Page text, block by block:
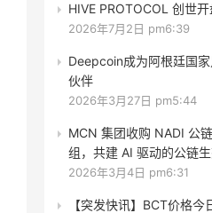
HIVE PROTOCOL 创世开
2026年7月2日 pm6:39
Deepcoin成为阿根廷国
伙伴
2026年3月27日 pm5:44
MCN 集团收购 NADI 公
组，共建 AI 驱动的公链
2026年3月4日 pm6:31
【突发快讯】BCT价格今